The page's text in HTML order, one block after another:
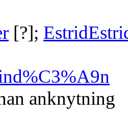
[?]; Estrid
anknytning